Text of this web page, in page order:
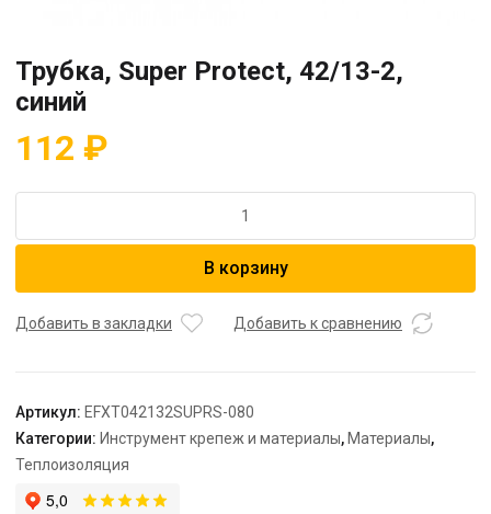
Трубка, Super Protect, 42/13-2,
синий
112 ₽
Трубка,
42/13-
В корзину
Добавить в закладки Добавить к сравнению
Артикул: EFXT042132SUPRS-080
Категории: Инструмент крепеж и материалы, Материалы,
Теплоизоляция